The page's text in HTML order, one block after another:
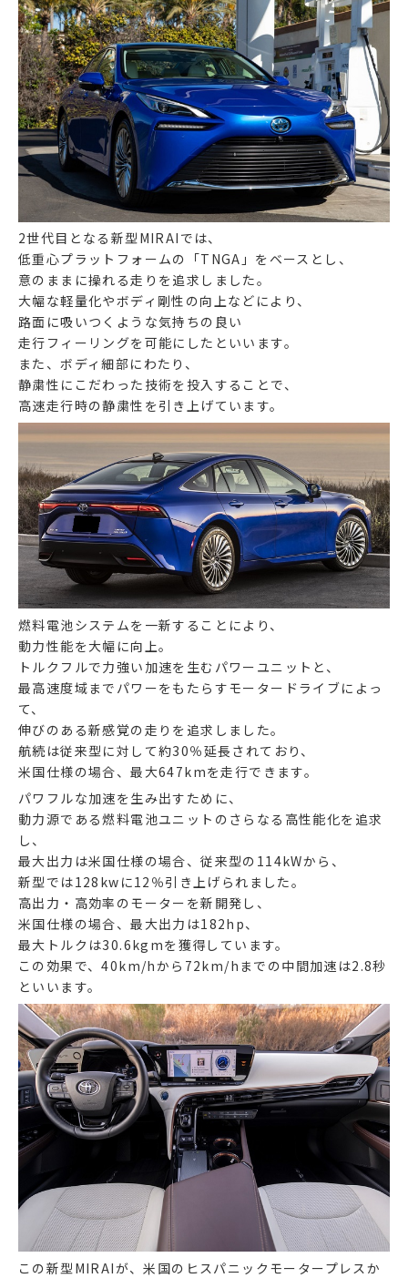
2世代目となる新型MIRAIでは、
低重心プラットフォームの「TNGA」をベースとし、
意のままに操れる走りを追求しました。
大幅な軽量化やボディ剛性の向上などにより、
路面に吸いつくような気持ちの良い
走行フィーリングを可能にしたといいます。
また、ボディ細部にわたり、
静粛性にこだわった技術を投入することで、
高速走行時の静粛性を引き上げています。
燃料電池システムを一新することにより、
動力性能を大幅に向上。
トルクフルで力強い加速を生むパワーユニットと、
最高速度域までパワーをもたらすモータードライブによっ
て、
伸びのある新感覚の走りを追求しました。
航続は従来型に対して約30％延長されており、
米国仕様の場合、最大647kmを走行できます。
パワフルな加速を生み出すために、
動力源である燃料電池ユニットのさらなる高性能化を追求
し、
最大出力は米国仕様の場合、従来型の114kWから、
新型では128kwに12％引き上げられました。
高出力・高効率のモーターを新開発し、
米国仕様の場合、最大出力は182hp、
最大トルクは30.6kgmを獲得しています。
この効果で、40km/hから72km/hまでの中間加速は2.8秒
といいます。
この新型MIRAIが、米国のヒスパニックモータープレスか